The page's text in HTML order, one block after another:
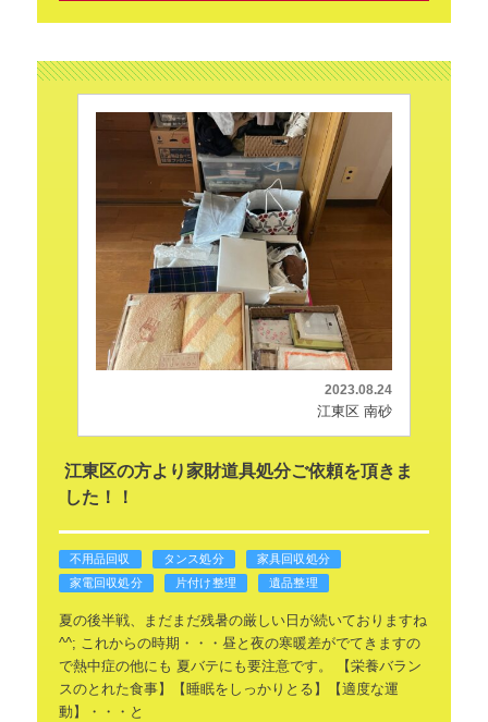
2023.08.24
江東区 南砂
江東区の方より家財道具処分ご依頼を頂きま
した！！
不用品回収 タンス処分
家具回収処分
家電回収処分
片付け整理 遺品整理
夏の後半戦、まだまだ残暑の厳しい日が続いておりますね
^^; これからの時期・・・昼と夜の寒暖差がでてきますの
で熱中症の他にも 夏バテにも要注意です。
【栄養バラン
スのとれた食事】【睡眠をしっかりとる】【適度な運
動】・・・と